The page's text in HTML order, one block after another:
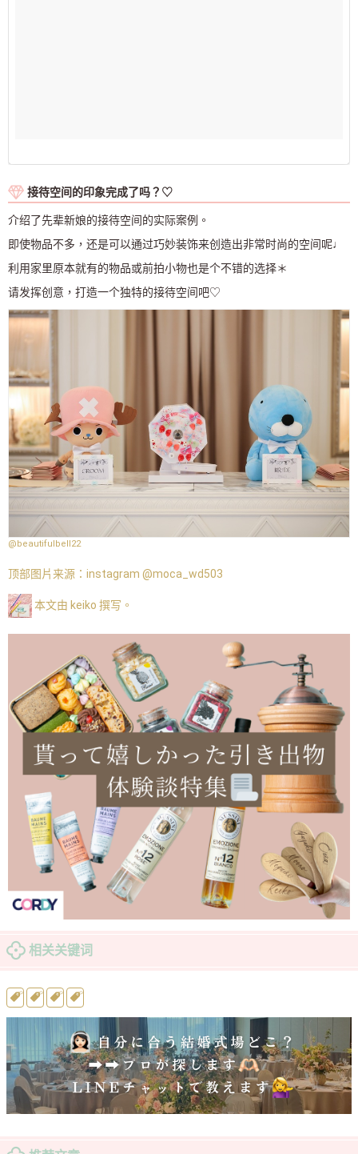
接待空间的印象完成了吗？♡
介绍了先辈新娘的接待空间的实际案例。
即使物品不多，还是可以通过巧妙装饰来创造出非常时尚的空间呢♩
利用家里原本就有的物品或前拍小物也是个不错的选择＊
请发挥创意，打造一个独特的接待空间吧♡
@beautifulbell22
顶部图片来源： instagram @moca_wd503
本文由 keiko 撰写。
相关关键词